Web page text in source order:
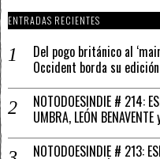
ENTRADAS RECIENTES
Del pogo británico al
Occident borda su
NOTODOESINDIE # 214:
UMBRA, LEÓN BENAVENTE
NOTODOESINDIE # 213: